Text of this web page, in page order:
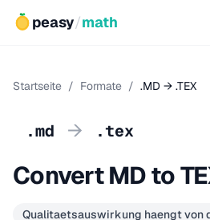
peasy/math
Startseite / Formate / .MD → .TEX
.md → .tex
Convert MD to
Qualitaetsauswirkung haengt von